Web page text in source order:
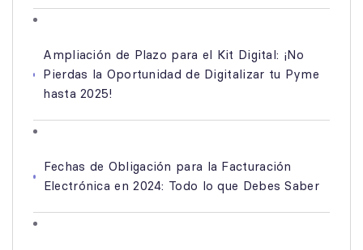
Ampliación de Plazo para el Kit Digital: ¡No
Pierdas la Oportunidad de Digitalizar tu Pyme
hasta 2025!
Fechas de Obligación para la Facturación
Electrónica en 2024: Todo lo que Debes Saber